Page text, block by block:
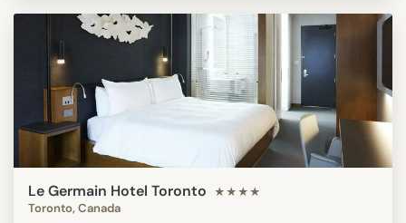
Le Germain Hotel Toronto ★★★★
Toronto, Canada